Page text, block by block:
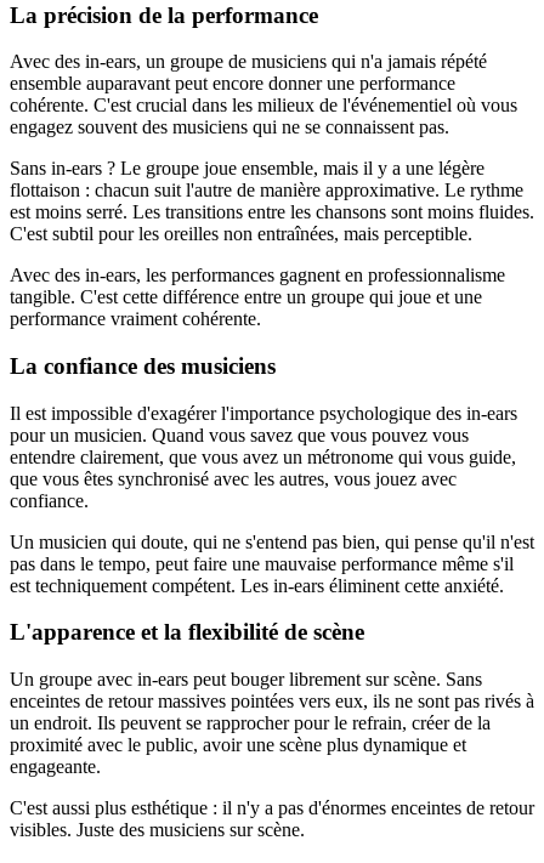
La précision de la performance
Avec des in-ears, un groupe de musiciens qui n'a jamais répété
ensemble auparavant peut encore donner une performance
cohérente. C'est crucial dans les milieux de l'événementiel où vous
engagez souvent des musiciens qui ne se connaissent pas.
Sans in-ears ? Le groupe joue ensemble, mais il y a une légère
flottaison : chacun suit l'autre de manière approximative. Le rythme
est moins serré. Les transitions entre les chansons sont moins fluides.
C'est subtil pour les oreilles non entraînées, mais perceptible.
Avec des in-ears, les performances gagnent en professionnalisme
tangible. C'est cette différence entre un groupe qui joue et une
performance vraiment cohérente.
La confiance des musiciens
Il est impossible d'exagérer l'importance psychologique des in-ears
pour un musicien. Quand vous savez que vous pouvez vous
entendre clairement, que vous avez un métronome qui vous guide,
que vous êtes synchronisé avec les autres, vous jouez avec
confiance.
Un musicien qui doute, qui ne s'entend pas bien, qui pense qu'il n'est
pas dans le tempo, peut faire une mauvaise performance même s'il
est techniquement compétent. Les in-ears éliminent cette anxiété.
L'apparence et la flexibilité de scène
Un groupe avec in-ears peut bouger librement sur scène. Sans
enceintes de retour massives pointées vers eux, ils ne sont pas rivés à
un endroit. Ils peuvent se rapprocher pour le refrain, créer de la
proximité avec le public, avoir une scène plus dynamique et
engageante.
C'est aussi plus esthétique : il n'y a pas d'énormes enceintes de retour
visibles. Juste des musiciens sur scène.